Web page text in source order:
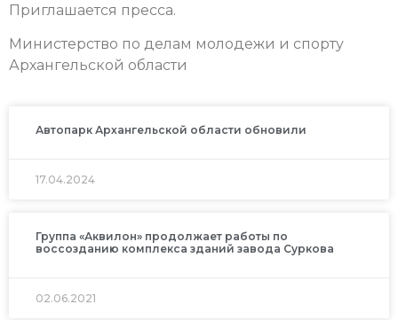
Приглашается пресса.
Министерство по делам молодежи и спорту
Архангельской области
Автопарк Архангельской области обновили
17.04.2024
Группа «Аквилон» продолжает работы по
воссозданию комплекса зданий завода Суркова
02.06.2021